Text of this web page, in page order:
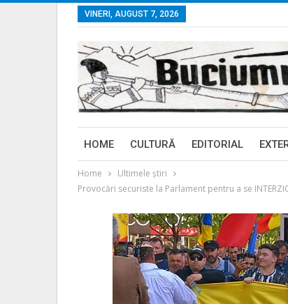
VINERI, AUGUST 7, 2026
HOME CULTURĂ EDITORIAL
Home
Ultimele ştiri
Provocări securiste la Parlament pentru a se